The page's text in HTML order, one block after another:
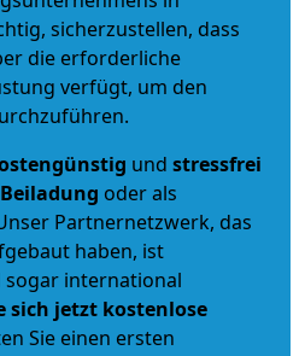
sicherzustellen, dass
die erforderliche
verfügt, um den
und stressfrei
Beiladung oder als
Partnernetzwerk, das
haben, ist
international
sich jetzt kostenlose
Sie einen ersten